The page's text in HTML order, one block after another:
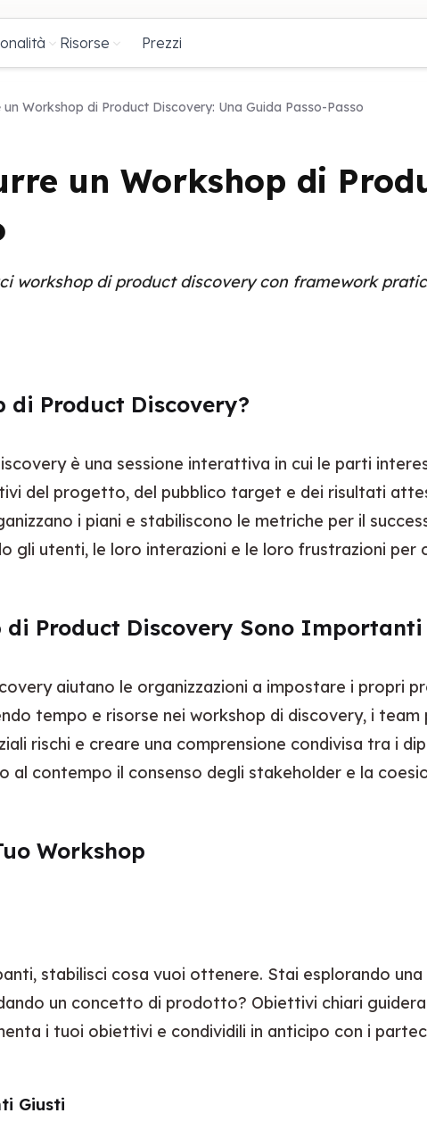
Risorse Prezzi
un Workshop di Product Discovery: Una Guida Passo-Passo
un Workshop di
workshop di product discovery con framework
di Product Discovery?
è una sessione interattiva in cui le parti
del progetto, del pubblico target e dei risultati
i piani e stabiliscono le metriche per il
gli utenti, le loro interazioni e le loro frustrazioni
di Product Discovery Sono Importanti
aiutano le organizzazioni a impostare i propri
tempo e risorse nei workshop di discovery, i
rischi e creare una comprensione condivisa tra i
al contempo il consenso degli stakeholder e la
Workshop
stabilisci cosa vuoi ottenere. Stai esplorando
un concetto di prodotto? Obiettivi chiari
i tuoi obiettivi e condividili in anticipo con i
Giusti